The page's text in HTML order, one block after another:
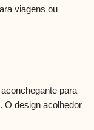
viagens ou
para
O design acolhedor